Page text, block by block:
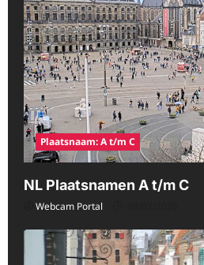
n
a
v
i
g
a
t
i
Plaatsnaam: A t/m C
NL Plaatsnamen A t/m C
Webcam Portal